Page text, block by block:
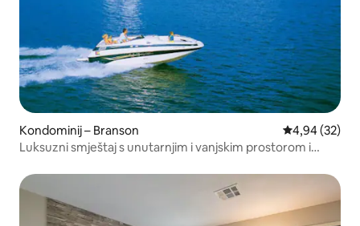
Kondominij – Branson Prosječna
4,94 (32)
Luksuzni smještaj s unutarnjim i vanjskim prostorom i